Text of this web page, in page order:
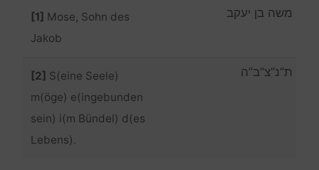
[1] Mose, Sohn des
Jakob
משה בן יעקב
[2] S(eine Seele)
m(öge) e(ingebunden
sein) i(m Bündel) d(es
Lebens).
ת”נ”צ”ב”ה